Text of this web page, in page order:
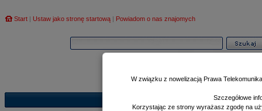
Start | Ustaw jako stronę startową | Powiadom o nas znajomych
Poczekalnia|
W związku z nowelizacją Prawa
Szczegółowe
Korzystając ze strony wyrażasz zgodę na